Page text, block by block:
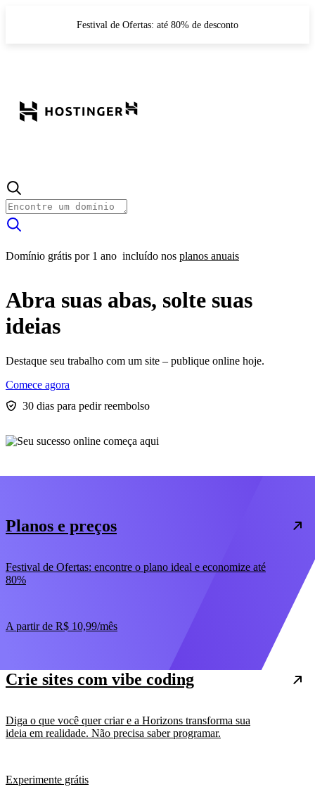
Festival de Ofertas: até 80% de desconto
Domínio grátis por 1 ano incluído nos planos anuais
Abra suas abas, solte suas
ideias
Destaque seu trabalho com um site – publique online hoje.
Comece agora
30 dias para pedir reembolso
Planos e preços
Festival de Ofertas: encontre o plano ideal e economize até
80%
A partir de R$ 10,99/mês
Crie sites com vibe coding
Diga o que você quer criar e a Horizons transforma sua
ideia em realidade. Não precisa saber programar.
Experimente grátis